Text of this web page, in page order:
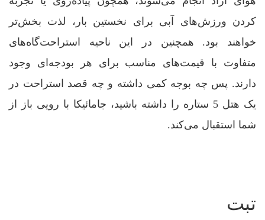
کردن ورزش‌های آبی برای نخستین بار، لذت بخش‌تر
خواهند بود. همچنین در این ناحیه استراحت‌گاه‌های
متفاوت با قیمت‌های مناسب برای هر بودجه‌ای وجود
دارند. پس چه بوجه کمی داشته و چه قصد استراحت در
یک هتل 5 ستاره را داشته باشید، جامائیکا با رویی باز از
شما استقبال می‌کند.
تبت